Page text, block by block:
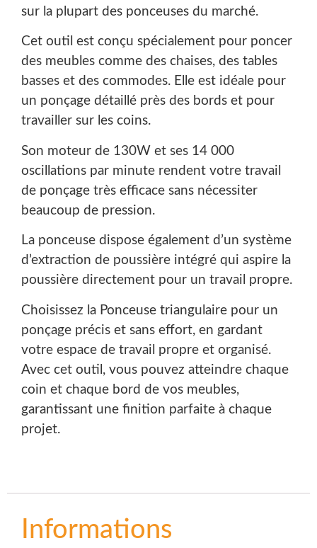
sur la plupart des ponceuses du marché.
Cet outil est conçu spécialement pour poncer
des meubles comme des chaises, des tables
basses et des commodes. Elle est idéale pour
un ponçage détaillé près des bords et pour
travailler sur les coins.
Son moteur de 130W et ses 14 000
oscillations par minute rendent votre travail
de ponçage très efficace sans nécessiter
beaucoup de pression.
La ponceuse dispose également d’un système
d’extraction de poussière intégré qui aspire la
poussière directement pour un travail propre.
Choisissez la Ponceuse triangulaire pour un
ponçage précis et sans effort, en gardant
votre espace de travail propre et organisé.
Avec cet outil, vous pouvez atteindre chaque
coin et chaque bord de vos meubles,
garantissant une finition parfaite à chaque
projet.
Informations